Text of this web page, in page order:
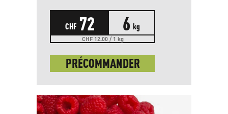
CHF 72 6 kg
CHF 12.00 / 1 kg
PRÉCOMMANDER